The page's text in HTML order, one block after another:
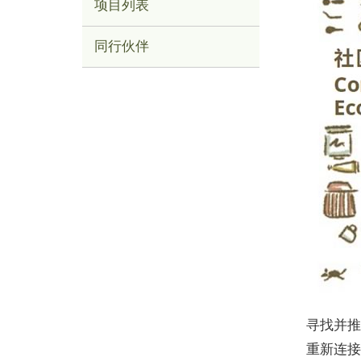
项目列表
同行伙伴
寻找并
重新连